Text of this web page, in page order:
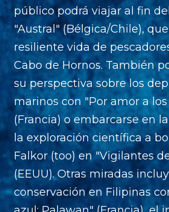
público podrá viajar al fin
"Austral" (Bélgica/Chile),
resiliente vida de
Cabo de Hornos. También
su perspectiva sobre los
marinos con "Por amor a
(Francia) o embarcarse en
la exploración científica a
Falkor (too) en "Vigilantes
(EEUU). Otras miradas
conservación en Filipinas